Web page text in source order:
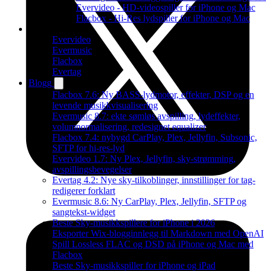
Evervideo - HD-videospiller for iPhone og Mac
Flacbox - Hi-Res lydspiller for iPhone og Mac
Evervideo
Evermusic
Flacbox
Evertag
Blogg
Flacbox 7.6: Ny BASS-lydmotor, effekter, DSP og en
levende musikkvisualisering
Evermusic 8.7: ekte sømløs avspilling, lydeffekter,
volumnormalisering, redesignet equalizer
Flacbox 7.4: nybygd CarPlay, Plex, Jellyfin, Subsonic,
SFTP for hi-res-lyd
Evervideo 1.7: Ny Plex, Jellyfin, sky-strømming,
avspillingsbevegelser
Evertag 4.2: Nye sky-tilkoblinger, innstillinger for tag-
redigerer forklart
Evermusic 8.6: Ny CarPlay, Plex, Jellyfin, SFTP og
sangtekst-widget
Beste Sky-musikkspillere for iPhone i 2026
Eksporter Wix-blogginnlegg til Markdown med OpenAI
Spill Lossless FLAC og DSD på iPhone og Mac med
Flacbox
Beste Sky-musikkspiller for iPhone og iPad